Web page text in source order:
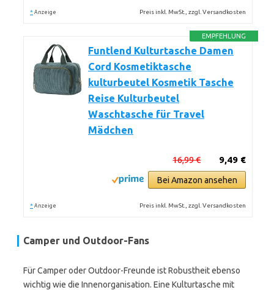
* Anzeige Preis inkl. MwSt., zzgl. Versandkosten
EMPFEHLUNG
Funtlend Kulturtasche Damen
Cord Kosmetiktasche
kulturbeutel Kosmetik Tasche
Reise Kulturbeutel
Waschtasche für Travel
Mädchen
9,49 €
16,99 €
Bei Amazon ansehen
* Anzeige Preis inkl. MwSt., zzgl. Versandkosten
Camper und Outdoor-Fans
Für Camper oder Outdoor-Freunde ist Robustheit ebenso
wichtig wie die Innenorganisation. Eine Kulturtasche mit